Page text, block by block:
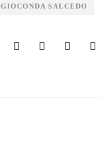
GIOCONDA SALCEDO